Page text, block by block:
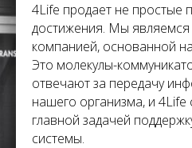
4Life продает не простые
достижения. Мы являемся
компанией, основанной
Это молекулы-
отвечают за передачу
нашего организма, и 4Life
главной задачей
системы.